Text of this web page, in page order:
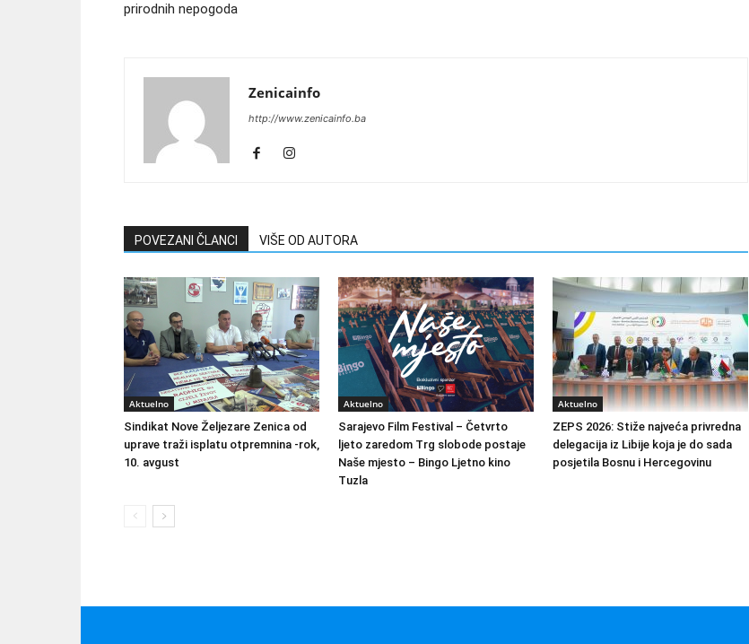
prirodnih nepogoda
Zenicainfo
http://www.zenicainfo.ba
POVEZANI ČLANCI VIŠE OD AUTORA
Aktuelno
Sindikat Nove Željezare Zenica od
uprave traži isplatu otpremnina -rok,
10. avgust
Aktuelno
Sarajevo Film Festival – Četvrto
ljeto zaredom Trg slobode postaje
Naše mjesto – Bingo Ljetno kino
Tuzla
Aktuelno
ZEPS 2026: Stiže najveća privredna
delegacija iz Libije koja je do sada
posjetila Bosnu i Hercegovinu